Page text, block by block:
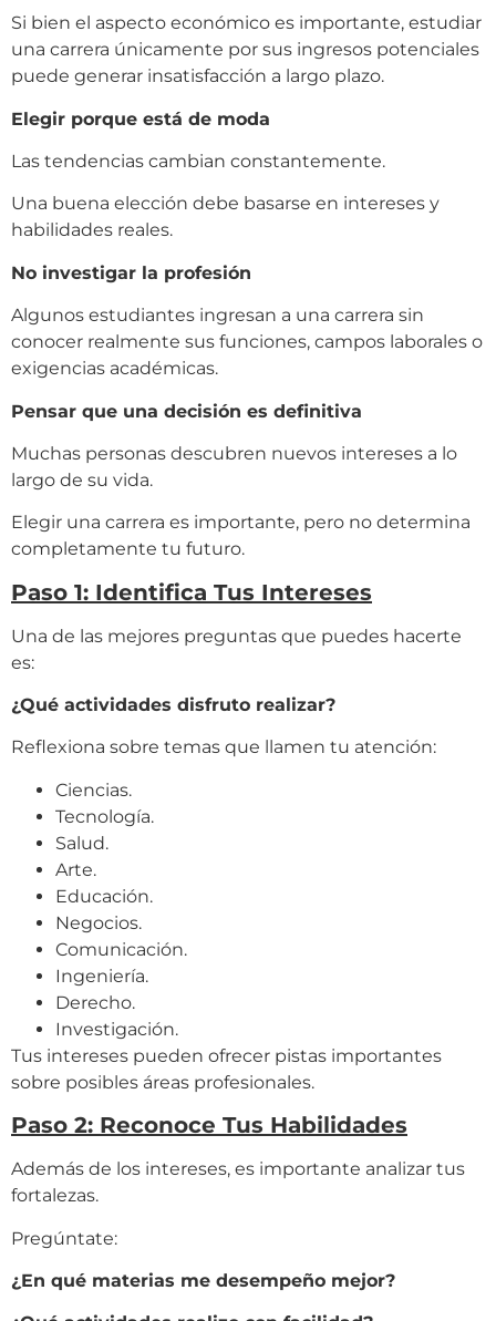
Si bien el aspecto económico es importante, estudiar
una carrera únicamente por sus ingresos potenciales
puede generar insatisfacción a largo plazo.
Elegir porque está de moda
Las tendencias cambian constantemente.
Una buena elección debe basarse en intereses y
habilidades reales.
No investigar la profesión
Algunos estudiantes ingresan a una carrera sin
conocer realmente sus funciones, campos laborales o
exigencias académicas.
Pensar que una decisión es definitiva
Muchas personas descubren nuevos intereses a lo
largo de su vida.
Elegir una carrera es importante, pero no determina
completamente tu futuro.
Paso 1: Identifica Tus Intereses
Una de las mejores preguntas que puedes hacerte
es:
¿Qué actividades disfruto realizar?
Reflexiona sobre temas que llamen tu atención:
Ciencias.
Tecnología.
Salud.
Arte.
Educación.
Negocios.
Comunicación.
Ingeniería.
Derecho.
Investigación.
Tus intereses pueden ofrecer pistas importantes
sobre posibles áreas profesionales.
Paso 2: Reconoce Tus Habilidades
Además de los intereses, es importante analizar tus
fortalezas.
Pregúntate:
¿En qué materias me desempeño mejor?